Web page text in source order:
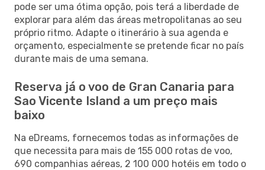
pode ser uma ótima opção, pois terá a liberdade de
explorar para além das áreas metropolitanas ao seu
próprio ritmo. Adapte o itinerário à sua agenda e
orçamento, especialmente se pretende ficar no país
durante mais de uma semana.
Reserva já o voo de Gran Canaria para
Sao Vicente Island a um preço mais
baixo
Na eDreams, fornecemos todas as informações de
que necessita para mais de 155 000 rotas de voo,
690 companhias aéreas, 2 100 000 hotéis em todo o